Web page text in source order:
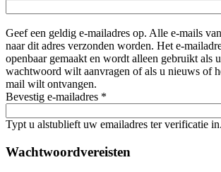
Geef een geldig e-mailadres op. Alle e-mails
naar dit adres verzonden worden. Het e-
openbaar gemaakt en wordt alleen gebruikt als
wachtwoord wilt aanvragen of als u nieuws of
mail wilt ontvangen.
Bevestig e-mailadres *
Typt u alstublieft uw emailadres ter verificatie in.
Wachtwoordvereisten